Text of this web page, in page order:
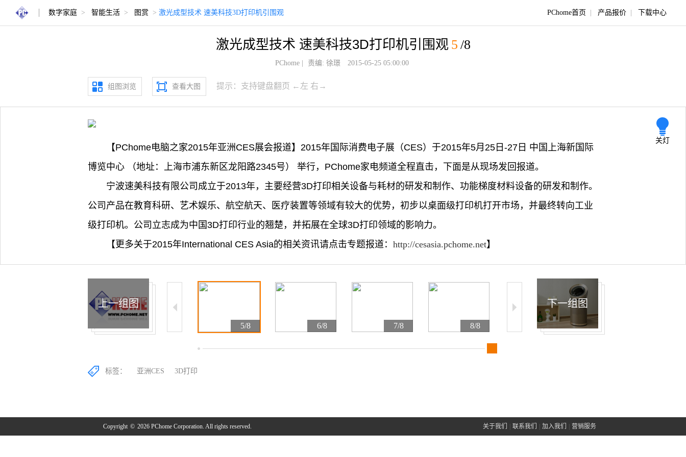
数字家庭 > 智能生活 > 图赏 > 激光成型技术 速美科技3D打印机引围观 PChome首页 产品报价 下载中心
激光成型技术 速美科技3D打印机引围观 5 /8
PChome| 责编: 徐璟 2015-05-25 05:00:00
组图浏览 查看大图 提示：支持键盘翻页 ←左 右→
关灯
【PChome电脑之家2015年亚洲CES展会报道】2015年国际消费电子展（CES）于2015年5月25日-27日 中国上海新国际
博览中心 （地址：上海市浦东新区龙阳路2345号） 举行，PChome家电频道全程直击，下面是从现场发回报道。
宁波速美科技有限公司成立于2013年，主要经营3D打印相关设备与耗材的研发和制作、功能梯度材料设备的研发和制作。
公司产品在教育科研、艺术娱乐、航空航天、医疗装置等领域有较大的优势，初步以桌面级打印机打开市场，并最终转向工业
级打印机。公司立志成为中国3D打印行业的翘楚，并拓展在全球3D打印领域的影响力。
【更多关于2015年International CES Asia的相关资讯请点击专题报道： http://cesasia.pchome.net】
5/8 6/8 7/8 8/8
上一组图 下一组图
标签： 亚洲CES 3D打印
Copyright © 2026 PChome Corporation. All rights reserved. 关于我们 联系我们 加入我们 营销服务